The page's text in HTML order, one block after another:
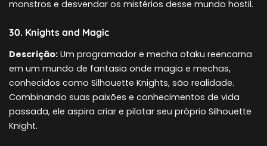
monstros e desvendar os mistérios desse mundo hostil.
30. Knights and Magic
Descrição: Um programador e mecha otaku reencarna
em um mundo de fantasia onde magia e mechas,
conhecidos como Silhouette Knights, são realidade.
Combinando suas paixões e conhecimentos de vida
passada, ele aspira criar e pilotar seu próprio Silhouette
Knight.